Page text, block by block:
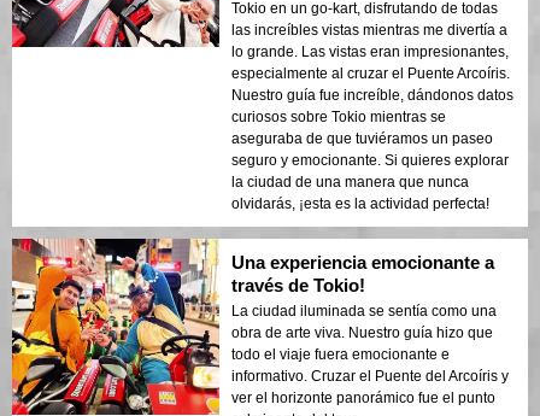
¡Recomendaría mucho este tour a
cualquiera!
Tokio en un go-kart, disfrutando de todas
las increíbles vistas mientras me divertía a
lo grande. Las vistas eran impresionantes,
especialmente al cruzar el Puente Arcoíris.
Nuestro guía fue increíble, dándonos datos
curiosos sobre Tokio mientras se
aseguraba de que tuviéramos un paseo
seguro y emocionante. Si quieres explorar
la ciudad de una manera que nunca
olvidarás, ¡esta es la actividad perfecta!
Una experiencia emocionante a
través de Tokio!
La ciudad iluminada se sentía como una
obra de arte viva. Nuestro guía hizo que
todo el viaje fuera emocionante e
informativo. Cruzar el Puente del Arcoíris y
ver el horizonte panorámico fue el punto